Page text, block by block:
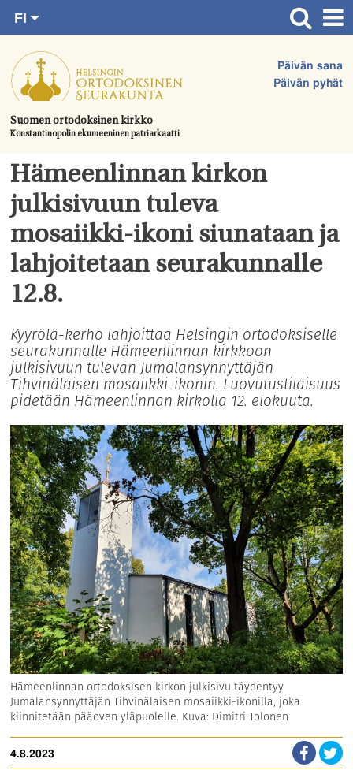
suoraan
sisältöön.
Suomen ortodoksinen kirkko
Konstantinopolin ekumeeninen patriarkaatti
Päivän sana
Päivän pyhät
FI
SV
EN
UA
Etusivu
Ajankohtaista
Juhlat & toimitukset
Kirkot
Apua & tukea
Tule mukaan
Hautausmaa
Yhteystiedot
Hämeenlinnan kirkon
julkisivuun tuleva
mosaiikki-ikoni siunataan ja
lahjoitetaan seurakunnalle
12.8.
Kyyrölä-kerho lahjoittaa Helsingin ortodoksiselle
seurakunnalle Hämeenlinnan kirkkoon
julkisivuun tulevan Jumalansynnyttäjän
Tihvinälaisen mosaiikki-ikonin. Luovutustilaisuus
pidetään Hämeenlinnan kirkolla 12. elokuuta.
Hämeenlinnan ortodoksisen kirkon julkisivu täydentyy
Jumalansynnyttäjän Tihvinälaisen mosaiikki-ikonilla, joka
kiinnitetään pääoven yläpuolelle. Kuva: Dimitri Tolonen
4.8.2023